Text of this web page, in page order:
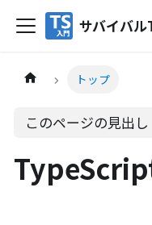
サバイバ
トップ
このページの見出し